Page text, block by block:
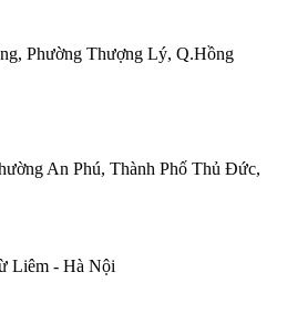
Phường Thượng Lý, Q.Hồng
An Phú, Thành Phố Thủ Đức,
Liêm - Hà Nội